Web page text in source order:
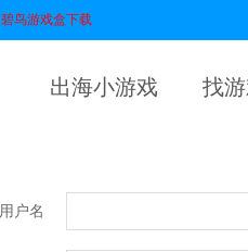
碧鸟游戏盒下载
出海小游戏 找
用户名